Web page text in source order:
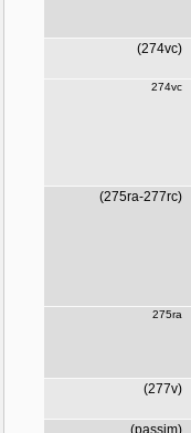
(274vc)
274vc
(275ra-277rc)
275ra
(277v)